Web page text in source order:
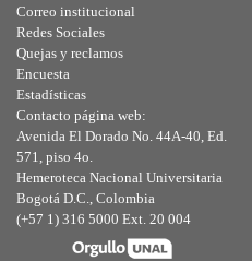
Correo institucional
Redes Sociales
Quejas y reclamos
Encuesta
Estadísticas
Contacto página web:
Avenida El Dorado No. 44A-40, Ed.
571, piso 4o.
Hemeroteca Nacional Universitaria
Bogotá D.C., Colombia
(+57 1) 316 5000 Ext. 20 004